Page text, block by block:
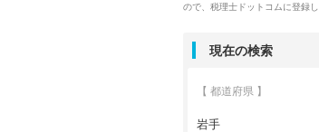
ので、税理士ドットコムに登録
現在の検索
【 都道府県 】
岩手